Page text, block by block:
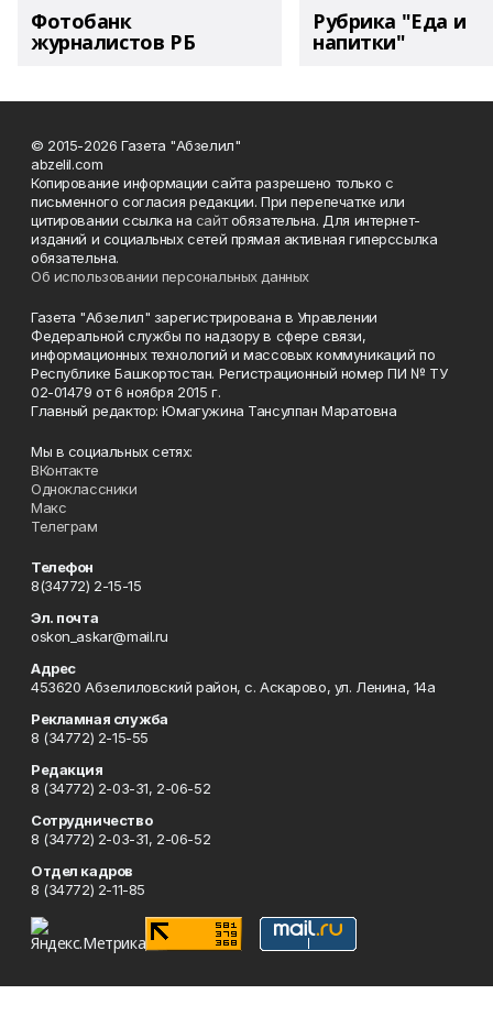
Фотобанк
журналистов РБ
Рубрика "Еда и
напитки"
© 2015-2026 Газета "Абзелил"
abzelil.com
Копирование информации сайта разрешено только с
письменного согласия редакции. При перепечатке или
цитировании ссылка на сайтобязательна. Для интернет-
изданий и социальных сетей прямая активная гиперссылка
обязательна.
Об использовании персональных данных
Газета "Абзелил" зарегистрирована в Управлении
Федеральной службы по надзору в сфере связи,
информационных технологий и массовых коммуникаций по
Республике Башкортостан. Регистрационный номер ПИ № ТУ
02-01479 от 6 ноября 2015 г.
Главный редактор: Юмагужина Тансулпан Маратовна
Мы в социальных сетях:
ВКонтакте
Одноклассники
Макс
Телеграм
Телефон
8(34772) 2-15-15
Эл. почта
oskon_askar@mail.ru
Адрес
453620 Абзелиловский район, с. Аскарово, ул. Ленина, 14а
Рекламная служба
8 (34772) 2-15-55
Редакция
8 (34772) 2-03-31, 2-06-52
Сотрудничество
8 (34772) 2-03-31, 2-06-52
Отдел кадров
8 (34772) 2-11-85